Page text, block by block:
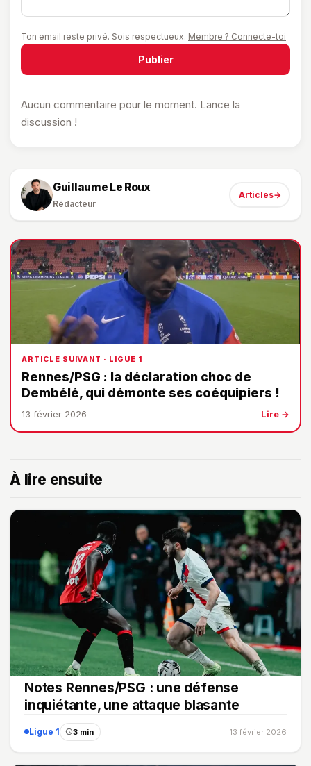
Ton email reste privé. Sois respectueux. Membre ? Connecte-toi
Publier
Aucun commentaire pour le moment. Lance la
discussion !
Guillaume Le Roux
Rédacteur
Articles→
ARTICLE SUIVANT · LIGUE 1
Rennes/PSG : la déclaration choc de
Dembélé, qui démonte ses coéquipiers !
13 février 2026 Lire →
À lire ensuite
Notes Rennes/PSG : une défense
inquiétante, une attaque blasante
Ligue 1 3 min 13 février 2026